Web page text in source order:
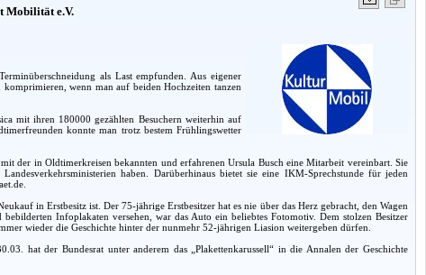
Mobilität e.V.
als Last empfunden. Aus eigener
wenn man auf beiden Hochzeiten tanzen
mit ihren 180000 gezählten Besuchern weiterhin auf
konnte man trotz bestem Frühlingswetter
der in Oldtimerkreisen bekannten und erfahrenen Ursula Busch eine Mitarbeit vereinbart. Sie
haben. Darüberhinaus bietet sie eine IKM-Sprechstunde für jeden
in Erstbesitz ist. Der 75-jährige Erstbesitzer hat es nie über das Herz gebracht, den Wagen
Infoplakaten versehen, war das Auto ein beliebtes Fotomotiv. Dem stolzen Besitzer
wieder die Geschichte hinter der nunmehr 52-jährigen Liasion weitergeben dürfen.
hat der Bundesrat unter anderem das „Plakettenkarussell“ in die Annalen der Geschichte